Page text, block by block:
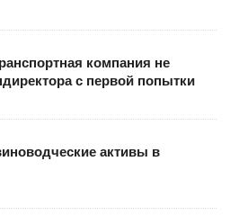
компания не
с первой попытки
активы в